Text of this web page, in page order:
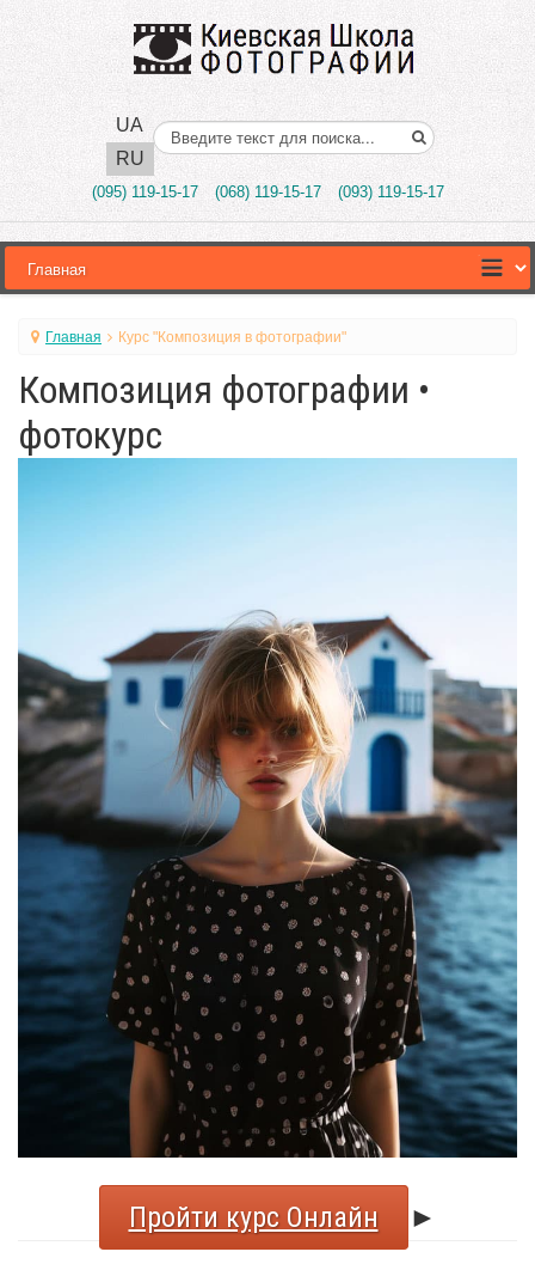
UA
RU
Поиск..
(095) 119-15-17 (068) 119-15-17 (093) 119-15-17
Главная Курс "Композиция в фотографии"
Композиция фотографии •
фотокурс
Пройти курс Онлайн
►